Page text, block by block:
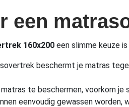
een
160x200 een slimme keuze
beschermt je matras
te beschermen, voorkom je
eenvoudig gewassen